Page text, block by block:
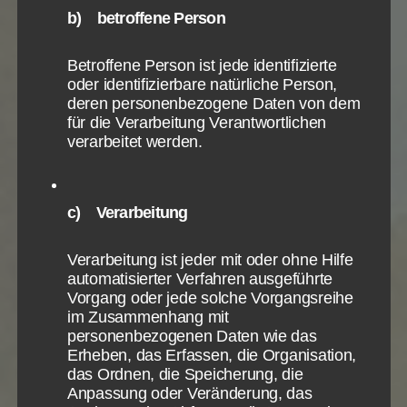
eine Verheißung, nicht bereits Tatsache.
– wir – haben die himmlische Qualität der absoluten
Gegenwart Gottes noch nicht völlig erreicht.
Erwartet und vertröstet Paulus die Korinther denn
deswegen auf den Himmel?
Die Bedingung, um in die himmlische Gemeinschaft
mit dem Vater zu kommen ist unsere Wiedergeburt,
Aber Paulus erwartet für die Korinther ein weiteres
Werk der Reinigung nach ihrer Bekehrung, damit sie
Annahme bei Gott finden und Gott wirklich unter
ihnen wohnen kann. Ohne weitere Reinigung bis hin
zur Vollendung der Heiligung gibt es keine tiefste
Gemeinschaft mit Gott, ist die Hesekiel-Verheißung
auf dieser Erde noch nicht voll erfüllt. Die Korinther
Cookie Name
_ga,_gid
Infos schließen
b) betroffene Person
Betroffene Person ist jede identifizierte
oder identifizierbare natürliche Person,
deren personenbezogene Daten von dem
für die Verarbeitung Verantwortlichen
verarbeitet werden.
c) Verarbeitung
Verarbeitung ist jeder mit oder ohne Hilfe
automatisierter Verfahren ausgeführte
Vorgang oder jede solche Vorgangsreihe
im Zusammenhang mit
personenbezogenen Daten wie das
Erheben, das Erfassen, die Organisation,
das Ordnen, die Speicherung, die
Anpassung oder Veränderung, das